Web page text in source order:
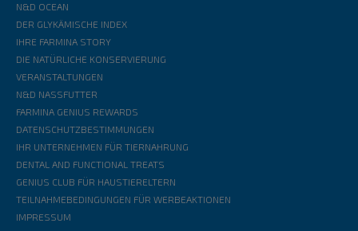
N&D OCEAN
DER GLYKÄMISCHE INDEX
IHRE FARMINA STORY
DIE NATÜRLICHE KONSERVIERUNG
VERANSTALTUNGEN
N&D NASSFUTTER
FARMINA GENIUS REWARDS
DATENSCHUTZBESTIMMUNGEN
IHR UNTERNEHMEN FÜR TIERNAHRUNG
DENTAL AND FUNCTIONAL TREATS
GENIUS CLUB FÜR HAUSTIERELTERN
TEILNAHMEBEDINGUNGEN FÜR WERBEAKTIONEN
IMPRESSUM